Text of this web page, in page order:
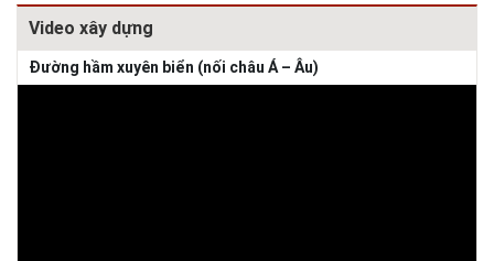
Video xây dựng
Đường hầm xuyên biển (nối châu Á – Âu)